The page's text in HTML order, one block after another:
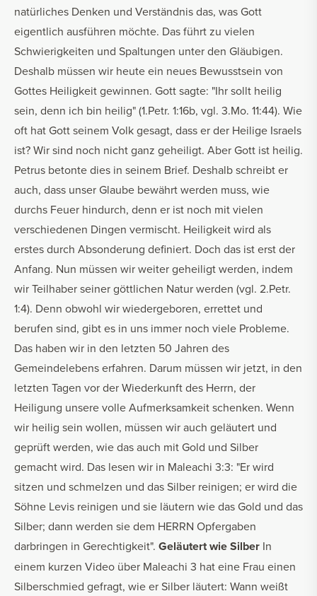
natürliches Denken und Verständnis das, was Gott
eigentlich ausführen möchte. Das führt zu vielen
Schwierigkeiten und Spaltungen unter den Gläubigen.
Deshalb müssen wir heute ein neues Bewusstsein von
Gottes Heiligkeit gewinnen. Gott sagte: "Ihr sollt heilig
sein, denn ich bin heilig" (1.Petr. 1:16b, vgl. 3.Mo. 11:44). Wie
oft hat Gott seinem Volk gesagt, dass er der Heilige Israels
ist? Wir sind noch nicht ganz geheiligt. Aber Gott ist heilig.
Petrus betonte dies in seinem Brief. Deshalb schreibt er
auch, dass unser Glaube bewährt werden muss, wie
durchs Feuer hindurch, denn er ist noch mit vielen
verschiedenen Dingen vermischt. Heiligkeit wird als
erstes durch Absonderung definiert. Doch das ist erst der
Anfang. Nun müssen wir weiter geheiligt werden, indem
wir Teilhaber seiner göttlichen Natur werden (vgl. 2.Petr.
1:4). Denn obwohl wir wiedergeboren, errettet und
berufen sind, gibt es in uns immer noch viele Probleme.
Das haben wir in den letzten 50 Jahren des
Gemeindelebens erfahren. Darum müssen wir jetzt, in den
letzten Tagen vor der Wiederkunft des Herrn, der
Heiligung unsere volle Aufmerksamkeit schenken. Wenn
wir heilig sein wollen, müssen wir auch geläutert und
geprüft werden, wie das auch mit Gold und Silber
gemacht wird. Das lesen wir in Maleachi 3:3: "Er wird
sitzen und schmelzen und das Silber reinigen; er wird die
Söhne Levis reinigen und sie läutern wie das Gold und das
Silber; dann werden sie dem HERRN Opfergaben
darbringen in Gerechtigkeit". Geläutert wie Silber In
einem kurzen Video über Maleachi 3 hat eine Frau einen
Silberschmied gefragt, wie er Silber läutert: Wann weißt